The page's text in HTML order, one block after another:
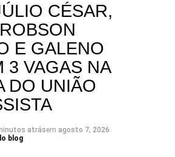
CÉSAR,
E GALENO
3 VAGAS NA
DO UNIÃO
atrásem agosto 7, 2026
blog